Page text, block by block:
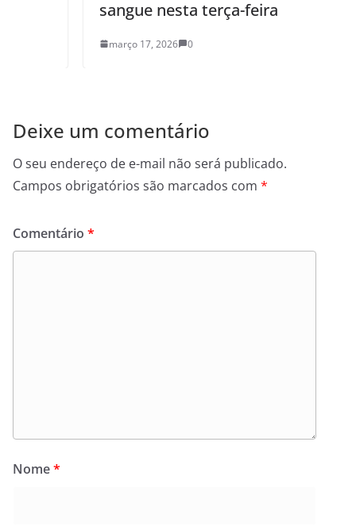
sangue nesta terça-feira
março 17, 2026 0
Deixe um comentário
O seu endereço de e-mail não será publicado.
Campos obrigatórios são marcados com *
Comentário *
Nome*